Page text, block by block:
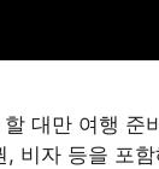
대만 여행 준
비자 등을 포